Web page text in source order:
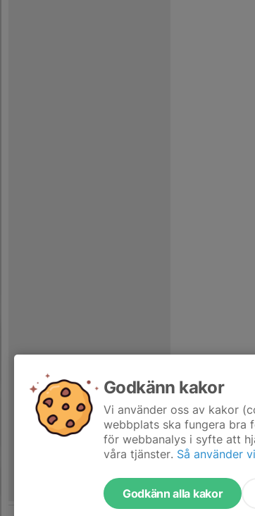
Godkänn kakor
Vi använder oss av kakor
webbplats ska fungera bra
för webbanalys i syfte att
våra tjänster. Så använder
Godkänn alla kakor